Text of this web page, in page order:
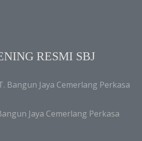
RESMI SBJ
Bangun Jaya Cemerlang Perkasa
Jaya Cemerlang Perkasa